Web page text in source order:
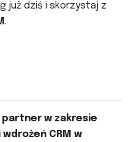
już dziś i skorzystaj z
.
w zakresie
CRM w